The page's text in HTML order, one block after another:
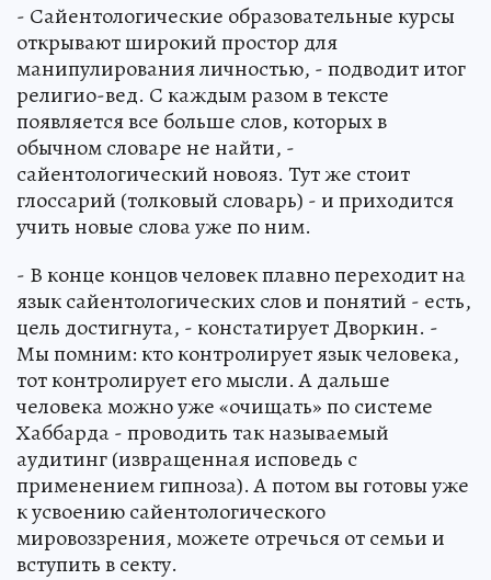
- Сайентологические образовательные курсы
открывают широкий простор для
манипулирования личностью, - подводит итог
религио-вед. С каждым разом в тексте
появляется все больше слов, которых в
обычном словаре не найти, -
сайентологический новояз. Тут же стоит
глоссарий (толковый словарь) - и приходится
учить новые слова уже по ним.
- В конце концов человек плавно переходит на
язык сайентологических слов и понятий - есть,
цель достигнута, - констатирует Дворкин. -
Мы помним: кто контролирует язык человека,
тот контролирует его мысли. А дальше
человека можно уже «очищать» по системе
Хаббарда - проводить так называемый
аудитинг (извращенная исповедь с
применением гипноза). А потом вы готовы уже
к усвоению сайентологического
мировоззрения, можете отречься от семьи и
вступить в секту.